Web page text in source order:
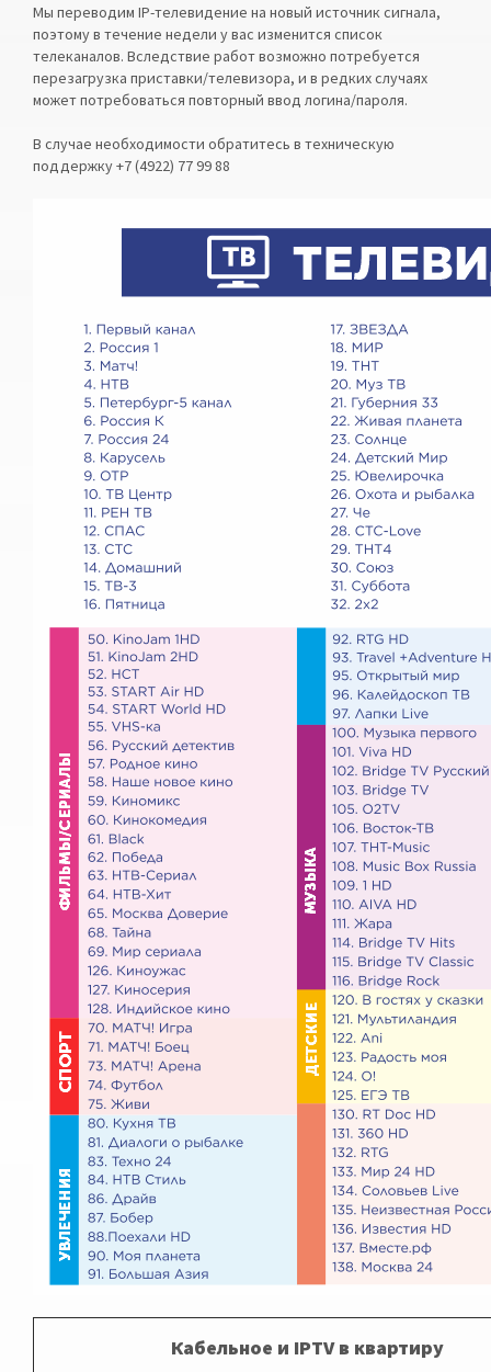
Мы переводим IP-телевидение на новый источник сигнала,
поэтому в течение недели у вас изменится список
телеканалов. Вследствие работ возможно потребуется
перезагрузка приставки/телевизора, и в редких случаях
может потребоваться повторный ввод логина/пароля.
В случае необходимости обратитесь в техническую
поддержку +7 (4922) 77 99 88
Кабельное и IPTV в квартиру